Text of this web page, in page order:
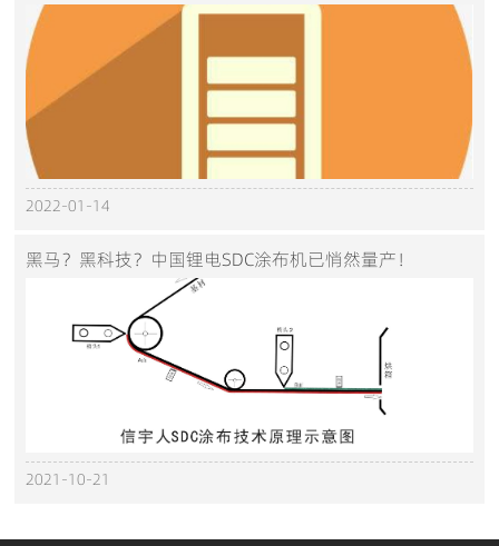
2022-01-14
黑马？黑科技？中国锂电SDC涂布机已悄然量产！
2021-10-21